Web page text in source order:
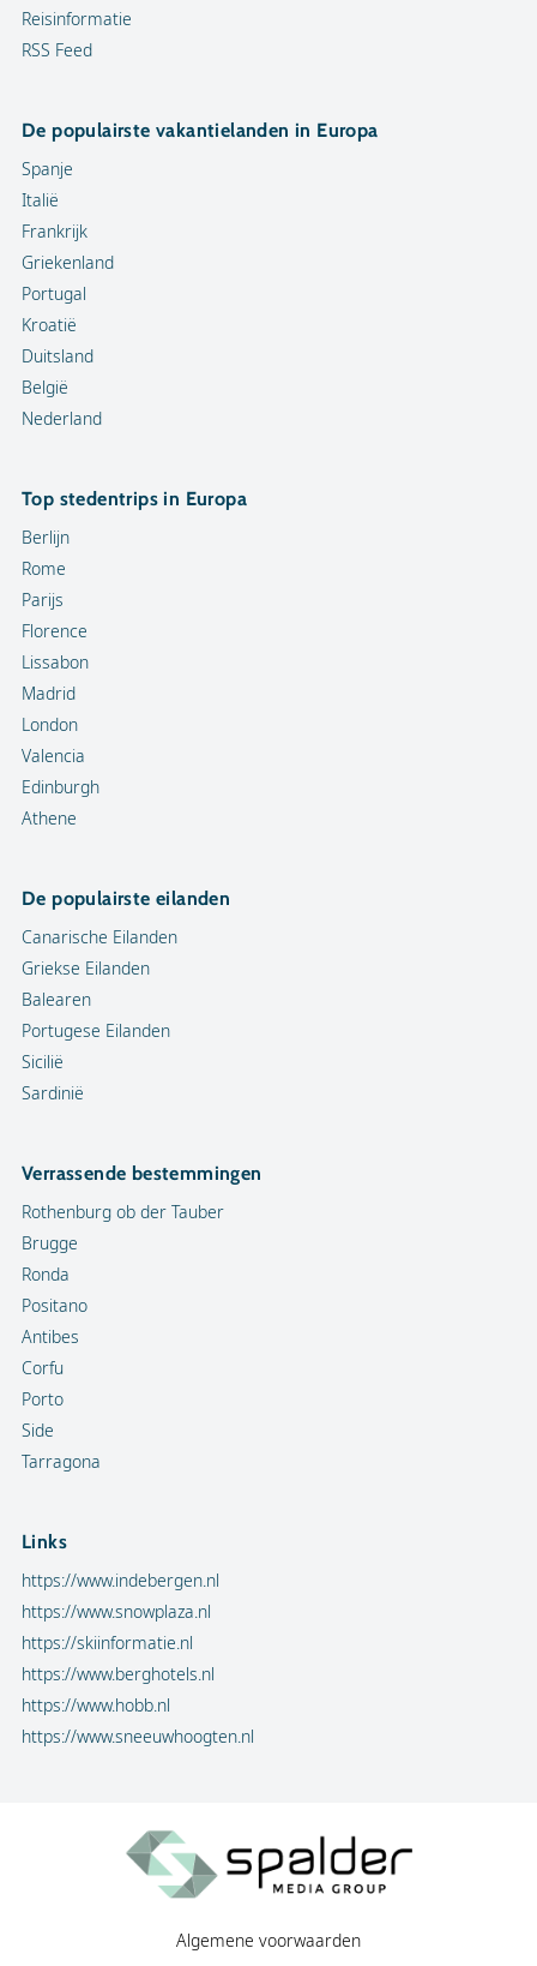
Reisinformatie
RSS Feed
De populairste vakantielanden in Europa
Spanje
Italië
Frankrijk
Griekenland
Portugal
Kroatië
Duitsland
België
Nederland
Top stedentrips in Europa
Berlijn
Rome
Parijs
Florence
Lissabon
Madrid
London
Valencia
Edinburgh
Athene
De populairste eilanden
Canarische Eilanden
Griekse Eilanden
Balearen
Portugese Eilanden
Sicilië
Sardinië
Verrassende bestemmingen
Rothenburg ob der Tauber
Brugge
Ronda
Positano
Antibes
Corfu
Porto
Side
Tarragona
Links
https://www.indebergen.nl
https://www.snowplaza.nl
https://skiinformatie.nl
https://www.berghotels.nl
https://www.hobb.nl
https://www.sneeuwhoogten.nl
Algemene voorwaarden